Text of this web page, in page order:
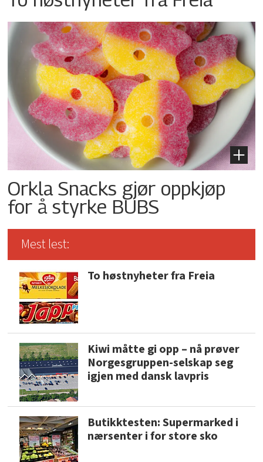
Orkla Snacks gjør oppkjøp
for å styrke BUBS
Mest lest:
To høstnyheter fra Freia
Kiwi måtte gi opp – nå prøver
Norgesgruppen-selskap seg
igjen med dansk lavpris
Butikktesten: Supermarked i
nærsenter i for store sko